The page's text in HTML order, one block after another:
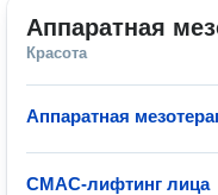
Аппаратная
Красота
Аппаратная
СМАС-лифтинг лица